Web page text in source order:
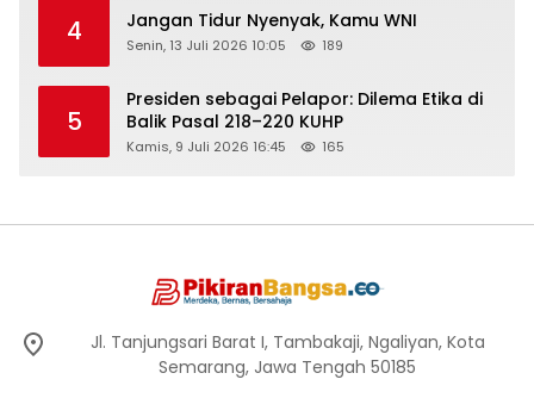
4 Jangan Tidur Nyenyak, Kamu WNI
Senin, 13 Juli 2026 10:05 189
5
Presiden sebagai Pelapor: Dilema Etika di
Balik Pasal 218–220 KUHP
Kamis, 9 Juli 2026 16:45 165
Jl. Tanjungsari Barat I, Tambakaji, Ngaliyan, Kota
Semarang, Jawa Tengah 50185